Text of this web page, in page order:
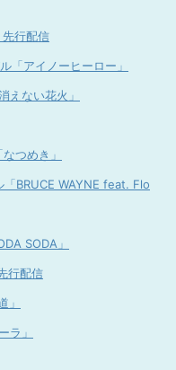
行配信
「アイノーヒーロー」
ない花火」
つめき」
「BRUCE WAYNE feat. Flo
SODA」
行配信
」
ラ」